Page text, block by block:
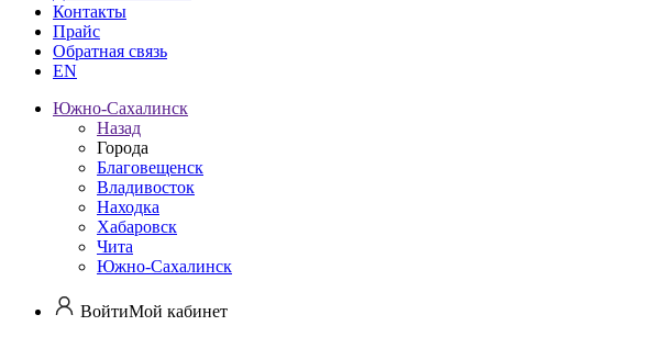
Контакты
Прайс
Обратная связь
EN
Южно-Сахалинск
Назад
Города
Благовещенск
Владивосток
Находка
Хабаровск
Чита
Южно-Сахалинск
ВойтиМой кабинет